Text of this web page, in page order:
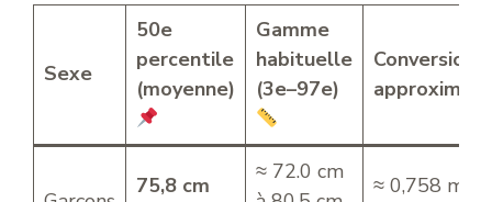
Sexe
50e
percentile
(moyenne)
Gamme
habituelle
(3e–97e)
Conversion
75,8 cm
≈ 72.0 cm
≈ 0,758 m •